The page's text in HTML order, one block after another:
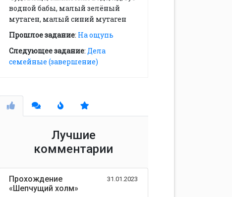
водной бабы, малый зелёный
мутаген, малый синий мутаген
Прошлое задание: На ощупь
Следующее задание:Дела
семейные (завершение)
Лучшие
комментарии
Прохождение
«Шепчущий холм»
31.01.2023